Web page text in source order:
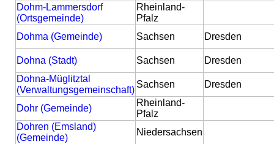
Dohm-Lammersdorf
(Ortsgemeinde)
Rheinland-
Pfalz
Dohma (Gemeinde)
Sachsen Dresden
Dohna (Stadt) Sachsen
Dresden
Dohna-Müglitztal
(Verwaltungsgemeinschaft)
Sachsen Dresden
Dohr (Gemeinde)
Rheinland-
Pfalz
Dohren (Emsland)
(Gemeinde)
Niedersachsen